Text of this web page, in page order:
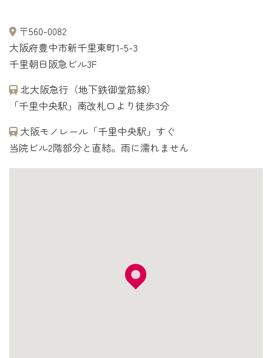
〒560-0082
大阪府豊中市新千里東町1-5-3
千里朝日阪急ビル3F
北大阪急行（地下鉄御堂筋線）
「千里中央駅」南改札口より徒歩3分
大阪モノレール「千里中央駅」すぐ
当院ビル2階部分と直結。雨に濡れません